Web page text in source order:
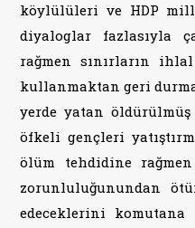
köylülüleri ve HDP
diyaloglar fazlasıyla
rağmen sınırların
kullanmaktan geri
yerde yatan
öfkeli gençleri
ölüm tehdidine
zorunluluğunundan
edeceklerini komutana